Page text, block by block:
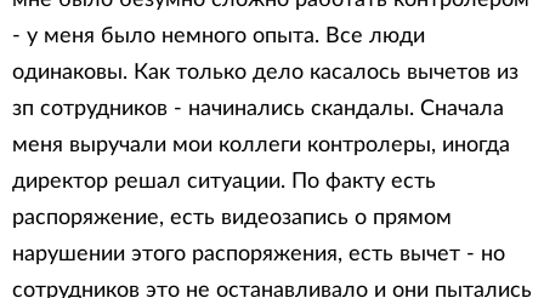
- у меня было немного опыта. Все люди
одинаковы. Как только дело касалось вычетов из
зп сотрудников - начинались скандалы. Сначала
меня выручали мои коллеги контролеры, иногда
директор решал ситуации. По факту есть
распоряжение, есть видеозапись о прямом
нарушении этого распоряжения, есть вычет - но
сотрудников это не останавливало и они пытались